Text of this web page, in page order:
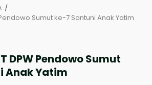
Sumut ke-7 Santuni Anak Yatim
DPW Pendowo Sumut
Anak Yatim